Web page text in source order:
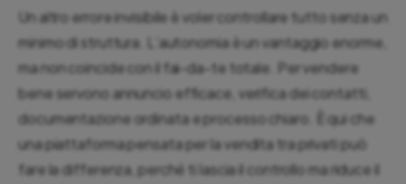
Un altro errore invisibile è voler controllare tutto senza un
minimo di struttura. L’autonomia è un vantaggio enorme,
ma non coincide con il fai-da-te totale. Per vendere
bene servono annuncio efficace, verifica dei contatti,
documentazione ordinata e processo chiaro. È qui che
una piattaforma pensata per la vendita tra privati può
fare la differenza, perché ti lascia il controllo ma riduce il